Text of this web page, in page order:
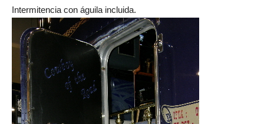
Intermitencia con águila incluida.